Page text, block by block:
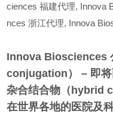
ciences福建代理, Innova
nces浙江代理, Innova
Innova Biosciences
conjugation） – 即将
杂合结合物（hybrid
在世界各地的医院及